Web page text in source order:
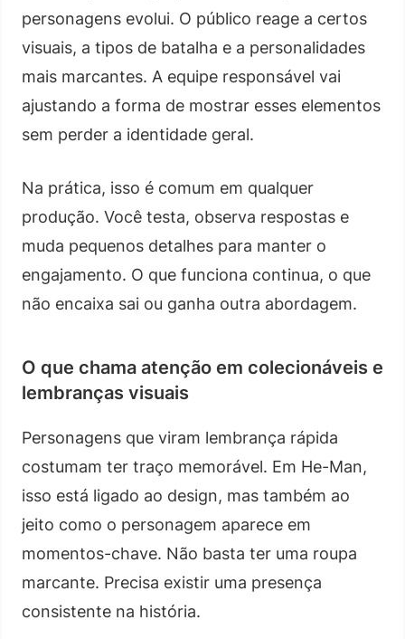
personagens evolui. O público reage a certos
visuais, a tipos de batalha e a personalidades
mais marcantes. A equipe responsável vai
ajustando a forma de mostrar esses elementos
sem perder a identidade geral.
Na prática, isso é comum em qualquer
produção. Você testa, observa respostas e
muda pequenos detalhes para manter o
engajamento. O que funciona continua, o que
não encaixa sai ou ganha outra abordagem.
O que chama atenção em colecionáveis e
lembranças visuais
Personagens que viram lembrança rápida
costumam ter traço memorável. Em He-Man,
isso está ligado ao design, mas também ao
jeito como o personagem aparece em
momentos-chave. Não basta ter uma roupa
marcante. Precisa existir uma presença
consistente na história.